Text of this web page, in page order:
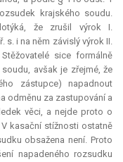
krajského soudu.
že zrušil výrok I.
s. i na něm závislý výrok II.
sice formálně
avšak je zřejmé, že
zástupce) napadnout
odměnu za zastupování a
věci, a nejde proto o
kasační stížnosti ostatně
obsažena není. Proto
napadeného rozsudku